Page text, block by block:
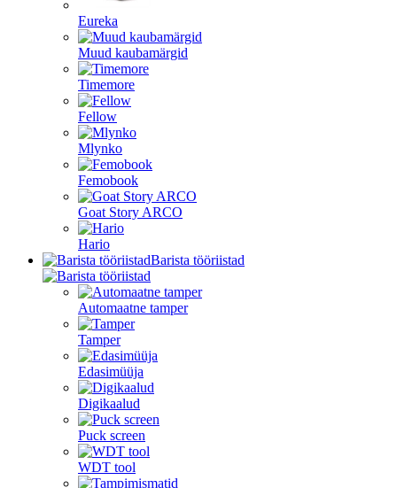
Eureka
Muud kaubamärgid
Timemore
Fellow
Mlynko
Femobook
Goat Story ARCO
Hario
Barista tööriistad
Automaatne tamper
Tamper
Edasimüüja
Digikaalud
Puck screen
WDT tool